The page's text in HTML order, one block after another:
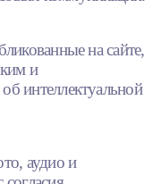
на сайте,
и
интеллектуальной
аудио и